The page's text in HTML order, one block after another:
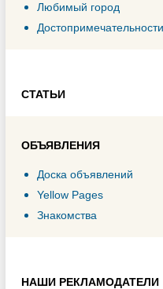
Любимый город
Достопримечательности
СТАТЬИ
ОБЪЯВЛЕНИЯ
Доска объявлений
Yellow Pages
Знакомства
НАШИ РЕКЛАМОДАТЕЛИ